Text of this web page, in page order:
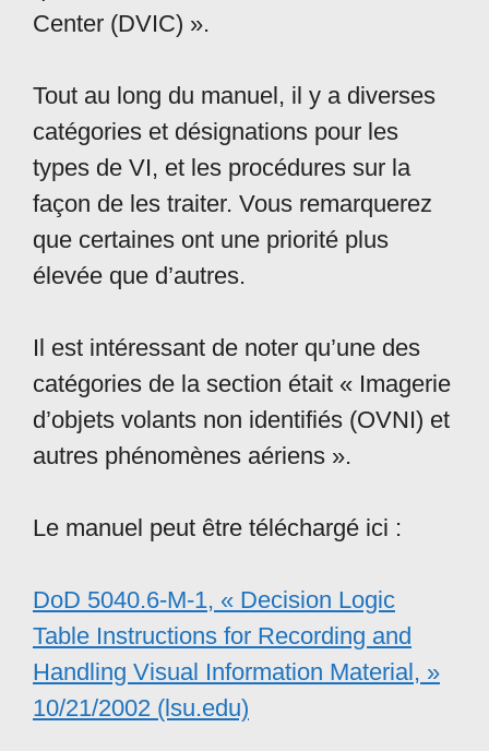
Center (DVIC) ».
Tout au long du manuel, il y a diverses
catégories et désignations pour les
types de VI, et les procédures sur la
façon de les traiter. Vous remarquerez
que certaines ont une priorité plus
élevée que d’autres.
Il est intéressant de noter qu’une des
catégories de la section était « Imagerie
d’objets volants non identifiés (OVNI) et
autres phénomènes aériens ».
Le manuel peut être téléchargé ici :
DoD 5040.6-M-1, « Decision Logic
Table Instructions for Recording and
Handling Visual Information Material, »
10/21/2002 (lsu.edu)